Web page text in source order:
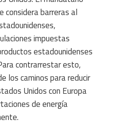
considera barreras al
impuestas
estadounidenses
contrarrestar esto,
los caminos para reducir
Unidos con Europa
de energía